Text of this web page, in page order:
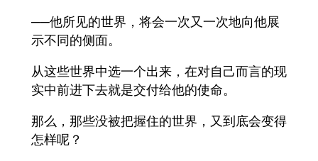
──他所见的世界，将会一次又一次地向他展
示不同的侧面。
从这些世界中选一个出来，在对自己而言的现
实中前进下去就是交付给他的使命。
那么，那些没被把握住的世界，又到底会变得
怎样呢？